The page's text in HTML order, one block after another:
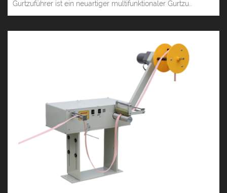
Gurtzuführer ist ein neuartiger multifunktionaler Gurtzu...